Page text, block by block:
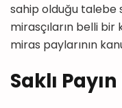
sahip olduğu talebe
mirasçıların belli bir
miras paylarının
Saklı